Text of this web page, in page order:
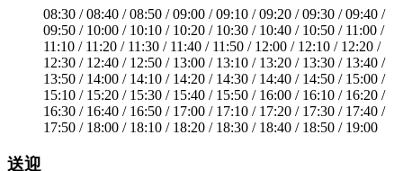
08:30 / 08:40 / 08:50 / 09:00 / 09:10 / 09:20 / 09:30 / 09:40 /
09:50 / 10:00 / 10:10 / 10:20 / 10:30 / 10:40 / 10:50 / 11:00 /
11:10 / 11:20 / 11:30 / 11:40 / 11:50 / 12:00 / 12:10 / 12:20 /
12:30 / 12:40 / 12:50 / 13:00 / 13:10 / 13:20 / 13:30 / 13:40 /
13:50 / 14:00 / 14:10 / 14:20 / 14:30 / 14:40 / 14:50 / 15:00 /
15:10 / 15:20 / 15:30 / 15:40 / 15:50 / 16:00 / 16:10 / 16:20 /
16:30 / 16:40 / 16:50 / 17:00 / 17:10 / 17:20 / 17:30 / 17:40 /
17:50 / 18:00 / 18:10 / 18:20 / 18:30 / 18:40 / 18:50 / 19:00
送迎